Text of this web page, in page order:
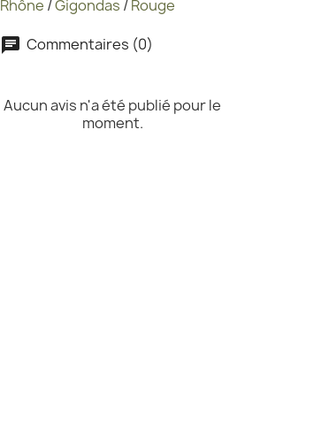
Rhône /Gigondas /Rouge
Commentaires (0)
Aucun avis n'a été publié pour le
moment.